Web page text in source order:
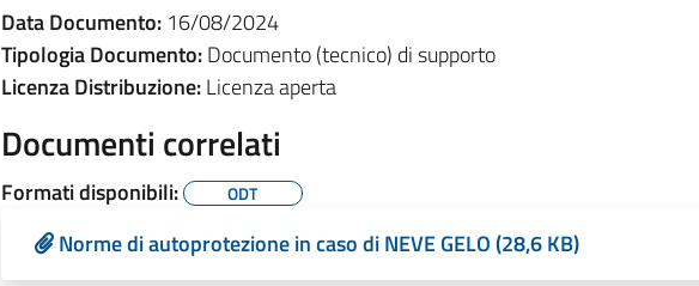
Data Documento:16/08/2024
Tipologia Documento:Documento (tecnico) di supporto
Licenza Distribuzione:Licenza aperta
Documenti correlati
Formati disponibili: ODT
Norme di autoprotezione in caso di NEVE GELO (28,6 KB)